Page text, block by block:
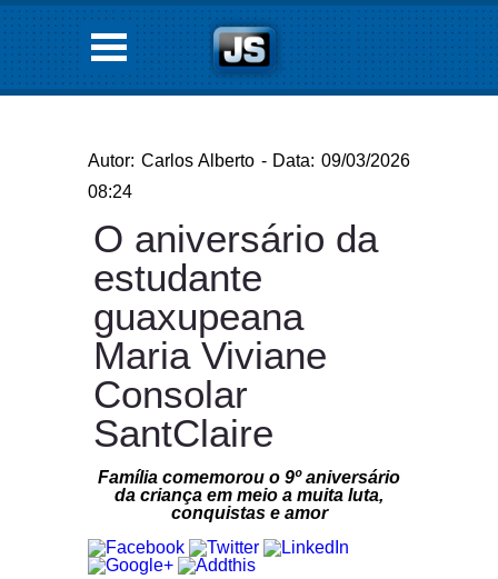
Autor: Carlos Alberto - Data: 09/03/2026
08:24
O aniversário da
estudante
guaxupeana
Maria Viviane
Consolar
SantClaire
Família comemorou o 9º aniversário
da criança em meio a muita luta,
conquistas e amor